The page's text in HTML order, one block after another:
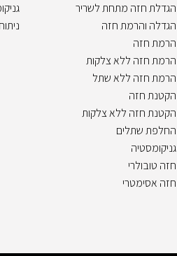
הגדלת חזה מתחת לשריר
הגדלה והרמת חזה
הרמת חזה
הרמת חזה ללא צלקות
הרמת חזה ללא שתל
הקטנת חזה
הקטנת חזה ללא צלקות
החלפת שתלים
גניקומסטיה
חזה טובולרי
חזה אסימטרי